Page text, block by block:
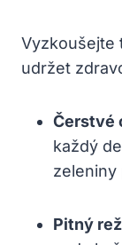
Vyzkoušejte
udržet
Čerstvé
každý
zeleniny
Pitný